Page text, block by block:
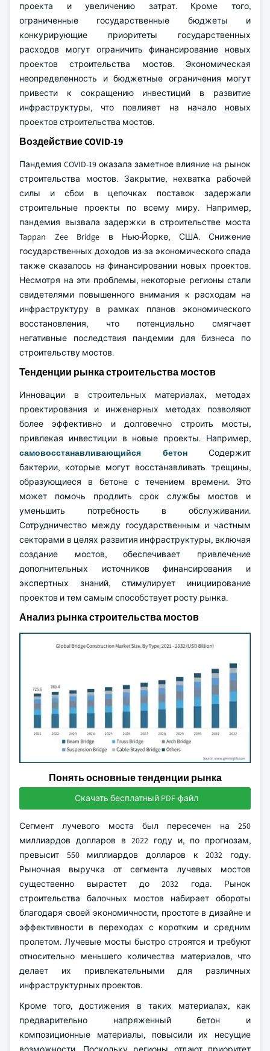
проекта и увеличению затрат. Кроме того,
ограниченные государственные бюджеты и
конкурирующие приоритеты государственных
расходов могут ограничить финансирование новых
проектов строительства мостов. Экономическая
неопределенность и бюджетные ограничения могут
привести к сокращению инвестиций в развитие
инфраструктуры, что повлияет на начало новых
проектов строительства мостов.
Воздействие COVID-19
Пандемия COVID-19 оказала заметное влияние на рынок
строительства мостов. Закрытие, нехватка рабочей
силы и сбои в цепочках поставок задержали
строительные проекты по всему миру. Например,
пандемия вызвала задержки в строительстве моста
Tappan Zee Bridge в Нью-Йорке, США. Снижение
государственных доходов из-за экономического спада
также сказалось на финансировании новых проектов.
Несмотря на эти проблемы, некоторые регионы стали
свидетелями повышенного внимания к расходам на
инфраструктуру в рамках планов экономического
восстановления, что потенциально смягчает
негативные последствия пандемии для бизнеса по
строительству мостов.
Тенденции рынка строительства мостов
Инновации в строительных материалах, методах
проектирования и инженерных методах позволяют
более эффективно и долговечно строить мосты,
привлекая инвестиции в новые проекты. Например,
самовосстанавливающийся бетонСодержит
бактерии, которые могут восстанавливать трещины,
образующиеся в бетоне с течением времени. Это
может помочь продлить срок службы мостов и
уменьшить потребность в обслуживании.
Сотрудничество между государственным и частным
секторами в целях развития инфраструктуры, включая
создание мостов, обеспечивает привлечение
дополнительных источников финансирования и
экспертных знаний, стимулирует инициирование
проектов и тем самым способствует росту рынка.
Анализ рынка строительства мостов
Понять основные тенденции рынка
Скачать бесплатный PDF-файл
Сегмент лучевого моста был пересечен на 250
миллиардов долларов в 2022 году и, по прогнозам,
превысит 550 миллиардов долларов к 2032 году.
Рыночная выручка от сегмента лучевых мостов
существенно вырастет до 2032 года. Рынок
строительства балочных мостов набирает обороты
благодаря своей экономичности, простоте в дизайне и
эффективности в переходах с коротким и средним
пролетом. Лучевые мосты быстро строятся и требуют
относительно меньшего количества материалов, что
делает их привлекательными для различных
инфраструктурных проектов.
Кроме того, достижения в таких материалах, как
предварительно напряженный бетон и
композиционные материалы, повысили их несущие